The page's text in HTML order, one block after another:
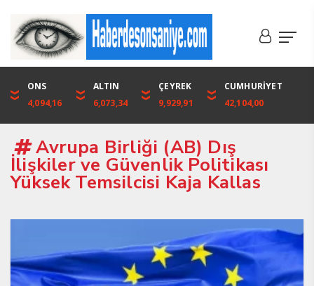
DOLAR
46,1316
EURO
53,3001
ALTIN
6,073,34
BIST
1.720,92
ONS
4,094,16
ALTIN
6,073,34
ÇEYREK
9,929,91
CUMHURİYET
42,104,00
Avrupa Birliği (AB) Dış
İlişkiler ve Güvenlik Politikası
Yüksek Temsilcisi Kaja Kallas